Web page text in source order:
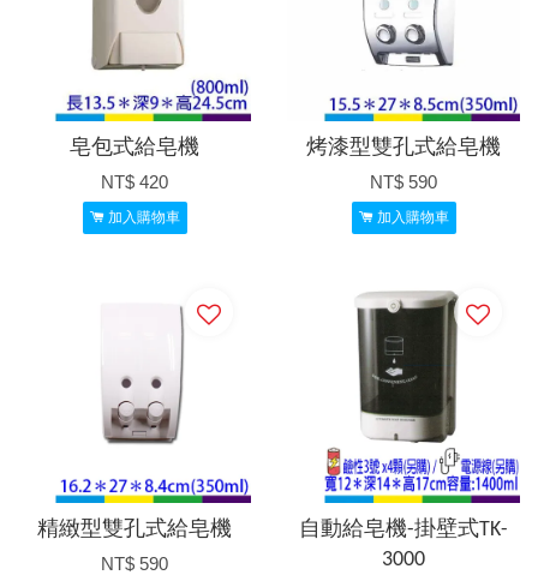
皂包式給皂機
NT$ 420
加入購物車
烤漆型雙孔式給皂機
NT$ 590
加入購物車
精緻型雙孔式給皂機
NT$ 590
自動給皂機-掛壁式TK-
3000